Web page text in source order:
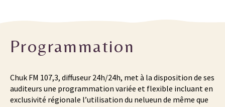
Programmation
Chuk FM 107,3, diffuseur 24h/24h, met à la disposition de ses
auditeurs une programmation variée et flexible incluant en
exclusivité régionale l’utilisation du nelueun de même que